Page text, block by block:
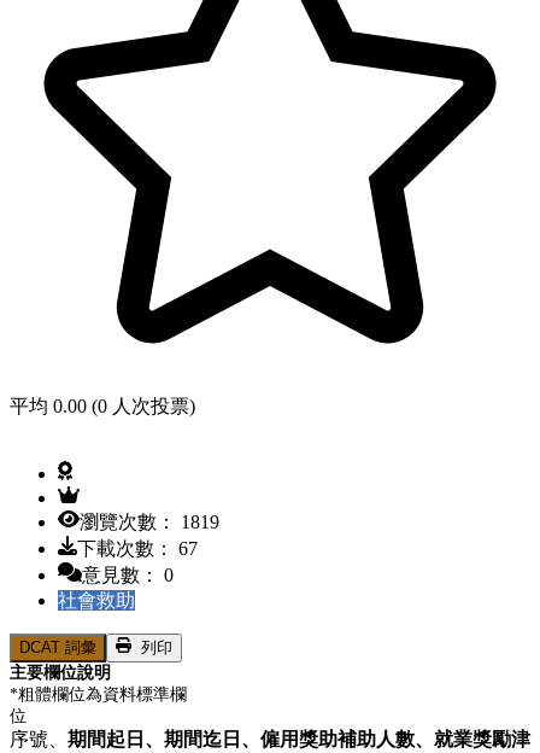
平均 0.00 (0 人次投票)
瀏覽次數： 1819
下載次數： 67
意見數： 0
社會救助
DCAT 詞彙
列印
主要欄位說明
*粗體欄位為資料標準欄
位
序號、 期間起日、 期間迄日、 僱用獎助補助人數、 就業獎勵津